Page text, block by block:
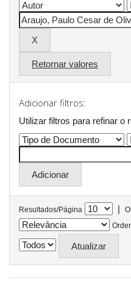
Retornar valores
Adicionar filtros:
Utilizar filtros para refinar o
Resultados/Página |